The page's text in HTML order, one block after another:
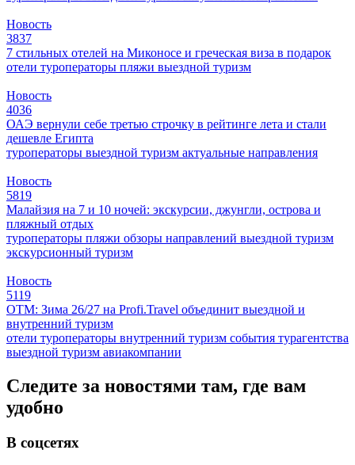
Новость
3837
7 стильных отелей на Миконосе и греческая виза в подарок
отели туроператоры пляжи выездной туризм
Новость
4036
ОАЭ вернули себе третью строчку в рейтинге лета и стали
дешевле Египта
туроператоры выездной туризм актуальные направления
Новость
5819
Малайзия на 7 и 10 ночей: экскурсии, джунгли, острова и
пляжный отдых
туроператоры пляжи обзоры направлений выездной туризм
экскурсионный туризм
Новость
5119
ОТМ: Зима 26/27 на Profi.Travel объединит выездной и
внутренний туризм
отели туроператоры внутренний туризм события турагентства
выездной туризм авиакомпании
Следите за новостями там, где вам
удобно
В соцсетях